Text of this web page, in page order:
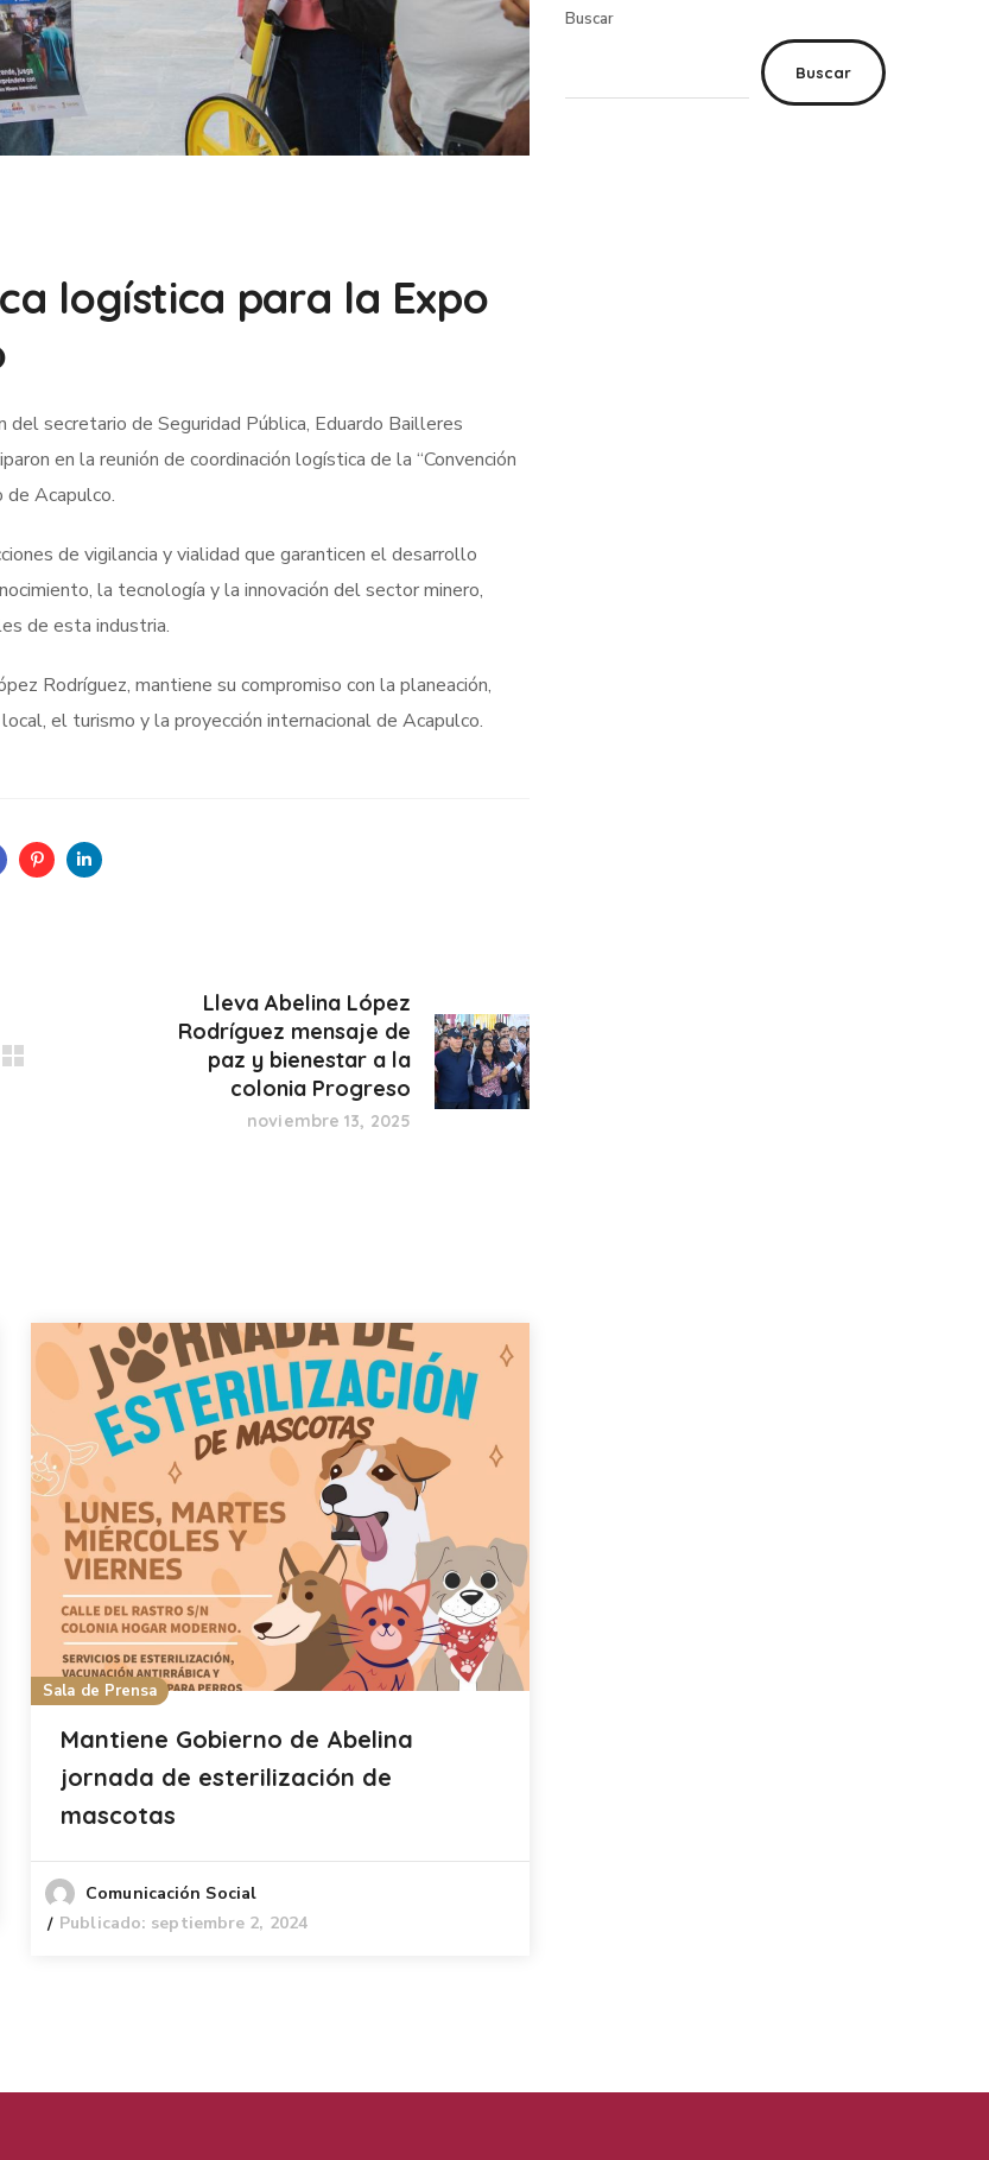
logística para la Expo
secretario de Seguridad Pública, Eduardo Bailleres
en la reunión de coordinación logística de la “Convención
de Acapulco.
de vigilancia y vialidad que garanticen el desarrollo
la tecnología y la innovación del sector minero,
de esta industria.
Rodríguez, mantiene su compromiso con la planeación,
el turismo y la proyección internacional de Acapulco.
Lleva Abelina López
Rodríguez mensaje de
paz y bienestar a la
colonia Progreso
noviembre 13, 2025
Sala de Prensa
Mantiene Gobierno de Abelina
jornada de esterilización de
mascotas
Comunicación Social
Publicado: septiembre 2, 2024
Buscar
Buscar